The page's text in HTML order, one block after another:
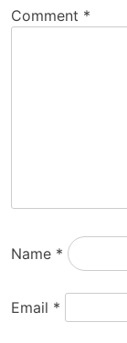
Comment *
Name *
Email *